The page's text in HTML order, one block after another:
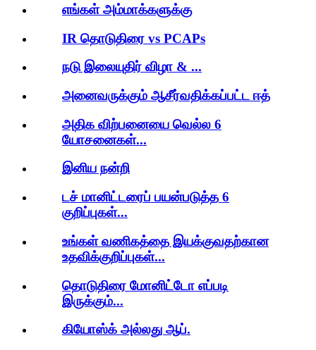
எங்கள் அம்மாக்களுக்கு
IR தொடுதிரை vs PCAPs
நடு இலையுதிர் விழா & ...
அனைவருக்கும் ஆசீர்வதிக்கப்பட்ட ஈத்
அதிக விற்பனையை வெல்ல 6
யோசனைகள்...
இனிய நன்றி
டச் மானிட்டரைப் பயன்படுத்த 6
குறிப்புகள்...
உங்கள் வணிகத்தை இயக்குவதற்கான
உதவிக்குறிப்புகள்...
தொடுதிரை மோனிட்டோ எப்படி
இருக்கும்...
கியோஸ்க் அல்லது ஆப்.